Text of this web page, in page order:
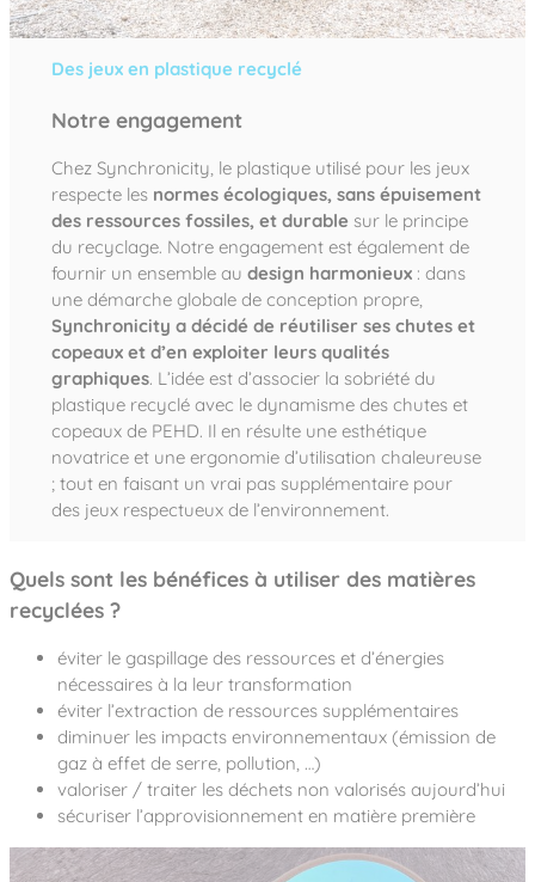
Des jeux en plastique recyclé
Notre engagement
Chez Synchronicity, le plastique utilisé pour les jeux
respecte les normes écologiques, sans épuisement
des ressources fossiles, et durablesur le principe
du recyclage. Notre engagement est également de
fournir un ensemble au design harmonieux: dans
une démarche globale de conception propre,
Synchronicity a décidé de réutiliser ses chutes et
copeaux et d’en exploiter leurs qualités
graphiques. L’idée est d’associer la sobriété du
plastique recyclé avec le dynamisme des chutes et
copeaux de PEHD. Il en résulte une esthétique
novatrice et une ergonomie d’utilisation chaleureuse
; tout en faisant un vrai pas supplémentaire pour
des jeux respectueux de l’environnement.
Quels sont les bénéfices à utiliser des matières
recyclées ?
éviter le gaspillage des ressources et d’énergies
nécessaires à la leur transformation
éviter l’extraction de ressources supplémentaires
diminuer les impacts environnementaux (émission de
gaz à effet de serre, pollution, …)
valoriser / traiter les déchets non valorisés aujourd’hui
sécuriser l’approvisionnement en matière première